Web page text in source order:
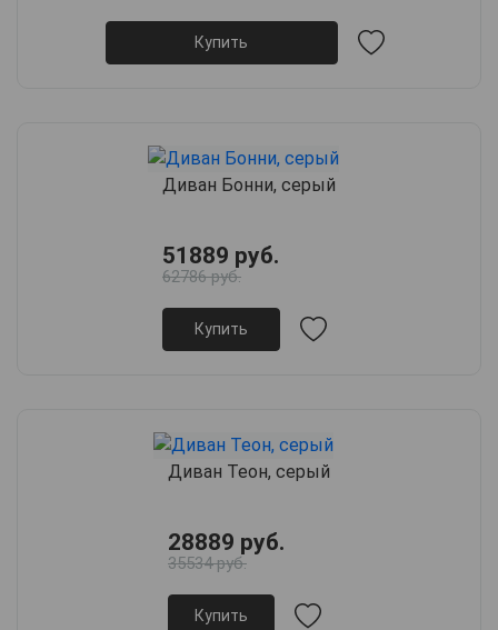
Купить
Диван Бонни, серый
51889 руб.
62786 руб.
Купить
Диван Теон, серый
28889 руб.
35534 руб.
Купить